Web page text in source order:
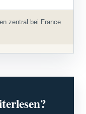
zentral bei France